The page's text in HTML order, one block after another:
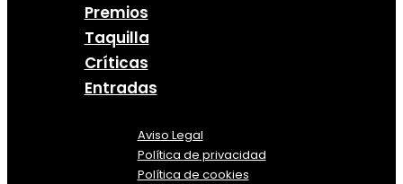
Premios
Taquilla
Críticas
Entradas
Aviso Legal
Política de privacidad
Política de cookies